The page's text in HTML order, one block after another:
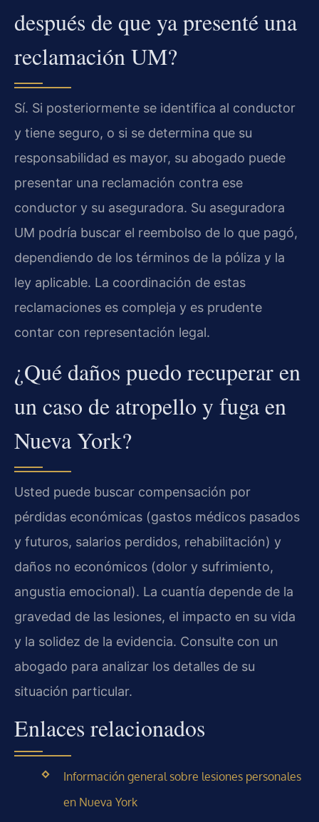
después de que ya presenté una
reclamación UM?
Sí. Si posteriormente se identifica al conductor
y tiene seguro, o si se determina que su
responsabilidad es mayor, su abogado puede
presentar una reclamación contra ese
conductor y su aseguradora. Su aseguradora
UM podría buscar el reembolso de lo que pagó,
dependiendo de los términos de la póliza y la
ley aplicable. La coordinación de estas
reclamaciones es compleja y es prudente
contar con representación legal.
¿Qué daños puedo recuperar en
un caso de atropello y fuga en
Nueva York?
Usted puede buscar compensación por
pérdidas económicas (gastos médicos pasados
y futuros, salarios perdidos, rehabilitación) y
daños no económicos (dolor y sufrimiento,
angustia emocional). La cuantía depende de la
gravedad de las lesiones, el impacto en su vida
y la solidez de la evidencia. Consulte con un
abogado para analizar los detalles de su
situación particular.
Enlaces relacionados
Información general sobre lesiones personales
en Nueva York